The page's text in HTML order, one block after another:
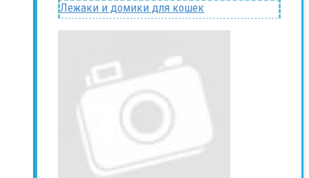
Лежаки и домики для кошек